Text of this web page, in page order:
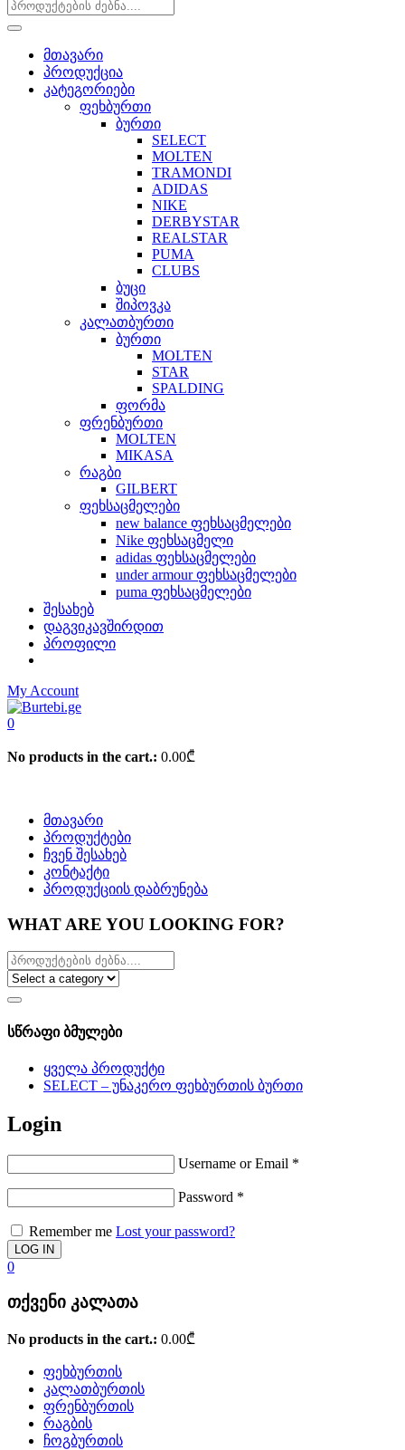
მთავარი
პროდუქცია
კატეგორიები
ფეხბურთი
ბურთი
SELECT
MOLTEN
TRAMONDI
ADIDAS
NIKE
DERBYSTAR
REALSTAR
PUMA
CLUBS
ბუცი
შიპოვკა
კალათბურთი
ბურთი
MOLTEN
STAR
SPALDING
ფორმა
ფრენბურთი
MOLTEN
MIKASA
რაგბი
GILBERT
ფეხსაცმელები
new balance ფეხსაცმელები
Nike ფეხსაცმელი
adidas ფეხსაცმელები
under armour ფეხსაცმელები
puma ფეხსაცმელები
შესახებ
დაგვიკავშირდით
პროფილი
My Account
0
No products in the cart.: 0.00₾
მთავარი
პროდუქტები
ჩვენ შესახებ
კონტაქტი
პროდუქციის დაბრუნება
WHAT ARE YOU LOOKING FOR?
სწრაფი ბმულები
ყველა პროდუქტი
SELECT – უნაკერო ფეხბურთის ბურთი
Login
Username or Email *
Password *
Remember me Lost your password?
0
თქვენი კალათა
No products in the cart.: 0.00₾
ფეხბურთის
კალათბურთის
ფრენბურთის
რაგბის
ჩოგბურთის